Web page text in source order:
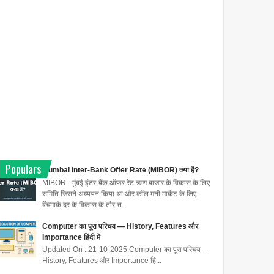
Populars
Mumbai Inter-Bank Offer Rate (MIBOR) क्या है?
MIBOR - मुंबई इंटर-बैंक ऑफर रेट ऋण बाजार के विकास के लिए
समिति जिसने अध्ययन किया था और कॉल मनी मार्केट के लिए
बेंचमार्क दर के विकास के तौर-त...
Computer का पूरा परिचय — History, Features और
Importance हिंदी में
Updated On : 21-10-2025 Computer का पूरा परिचय —
History, Features और Importance हिं...